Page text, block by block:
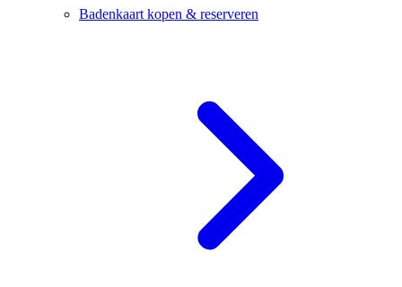
Badenkaart kopen & reserveren